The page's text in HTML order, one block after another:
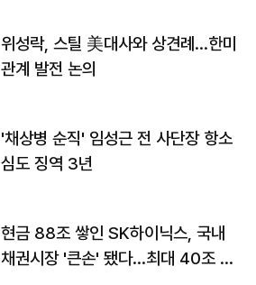
위성락, 스틸 美대사와 상견례…한미
관계 발전 논의
'채상병 순직' 임성근 전 사단장 항소
심도 징역 3년
현금 88조 쌓인 SK하이닉스, 국내
채권시장 '큰손' 됐다…최대 40조 투